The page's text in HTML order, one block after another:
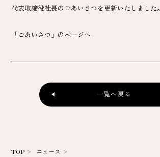
代表取締役社長のごあいさつを更新いたしました。
「ごあいさつ」のページヘ
一覧へ戻る
TOP ニュース